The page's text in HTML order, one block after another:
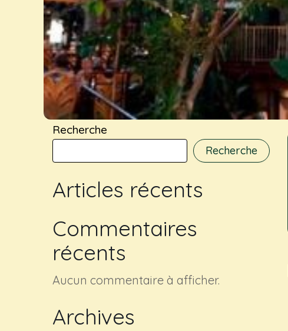
Recherche
Recherche
Articles récents
Commentaires
récents
Aucun commentaire à afficher.
Archives